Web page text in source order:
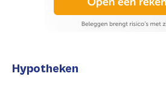
Hypotheken